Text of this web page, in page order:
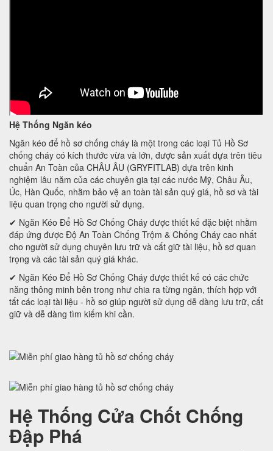
Hệ Thống Ngăn kéo
Ngăn kéo để hồ sơ chống cháy là một trong các loại Tủ Hồ Sơ
chống cháy có kích thước vừa và lớn, được sản xuất dựa trên tiêu
chuẩn An Toàn của CHÂU ÂU (GRYFITLAB) dựa trên kinh
nghiệm lâu năm của các chuyên gia tại các nước Mỹ, Châu Âu,
Úc, Hàn Quốc, nhằm bảo vệ an toàn tài sản quý giá, hồ sơ và tài
liệu quan trọng cho người sử dụng.
✔ Ngăn Kéo Để Hồ Sơ Chống Cháy được thiết kế đặc biệt nhằm
đáp ứng được Độ An Toàn Chống Trộm & Chống Cháy cao nhất
cho người sử dụng chuyên lưu trữ và cất giữ tài liệu, hồ sơ quan
trọng và các tài sản quý giá khác.
✔ Ngăn Kéo Để Hồ Sơ Chống Cháy được thiết kế có các chức
năng thông minh bên trong như chia ra từng ngăn, thích hợp với
tất các loại tài liệu - hồ sơ giúp người sử dụng dễ dàng lưu trữ, cất
giữ và dễ dàng tìm kiếm khi cần.
Hệ Thống Cửa Chốt Chống
Đập Phá